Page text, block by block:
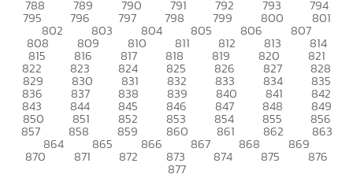
788 789 790 791 792 793 794
795 796 797 798 799 800 801
802 803 804 805 806 807
808 809 810 811 812 813 814
815 816 817 818 819 820 821
822 823 824 825 826 827 828
829 830 831 832 833 834 835
836 837 838 839 840 841 842
843 844 845 846 847 848 849
850 851 852 853 854 855 856
857 858 859 860 861 862 863
864 865 866 867 868 869
870 871 872 873 874 875 876
877